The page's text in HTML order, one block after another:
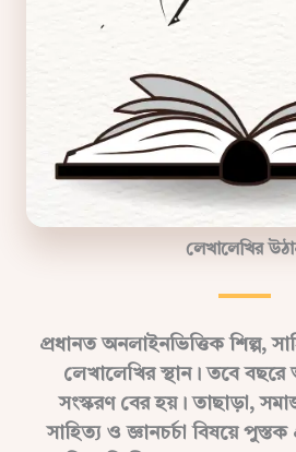
প্রধানত অনলাইনভিত্তিক শিল্প,
লেখালেখির স্থান। তবে বছরে
সংস্করণ বের হয়। তাছাড়া,
সাহিত্য ও জ্ঞানচর্চা বিষয়ে
লেখালেখির